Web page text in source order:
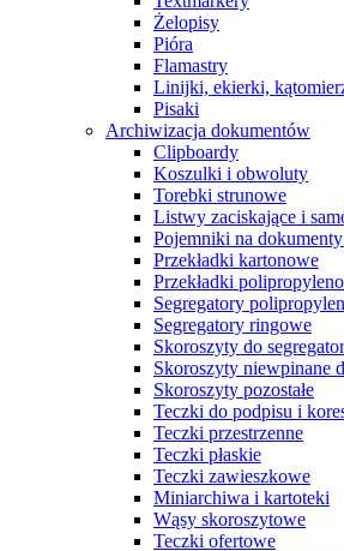
Żelopisy
Pióra
Flamastry
Linijki, ekierki,
Pisaki
Archiwizacja dokumentów
Clipboardy
Koszulki i obwoluty
Torebki strunowe
Listwy zaciskające i
Pojemniki na
Przekładki kartonowe
Przekładki
Segregatory
Segregatory ringowe
Skoroszyty do
Skoroszyty niewpinane
Skoroszyty pozostałe
Teczki do podpisu i
Teczki przestrzenne
Teczki płaskie
Teczki zawieszkowe
Miniarchiwa i kartoteki
Wąsy skoroszytowe
Teczki ofertowe